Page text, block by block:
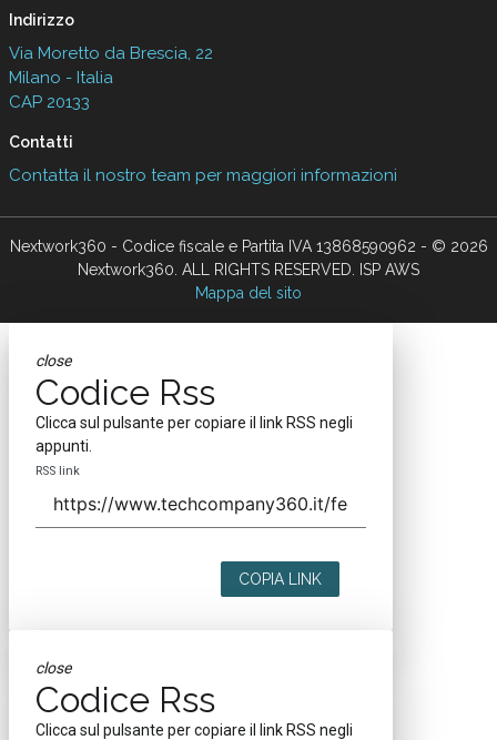
Indirizzo
Via Moretto da Brescia, 22
Milano - Italia
CAP 20133
Contatti
Contatta il nostro team per maggiori informazioni
Nextwork360 - Codice fiscale e Partita IVA 13868590962 - © 2026
Nextwork360. ALL RIGHTS RESERVED. ISP AWS
Mappa del sito
close
Codice Rss
Clicca sul pulsante per copiare il link RSS negli
appunti.
RSS link
COPIA LINK
close
Codice Rss
Clicca sul pulsante per copiare il link RSS negli